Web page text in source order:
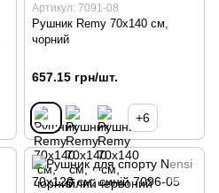
Артикул: 7091-08
Рушник Remy 70х140 см,
чорний
657.15 грн/шт.
+6